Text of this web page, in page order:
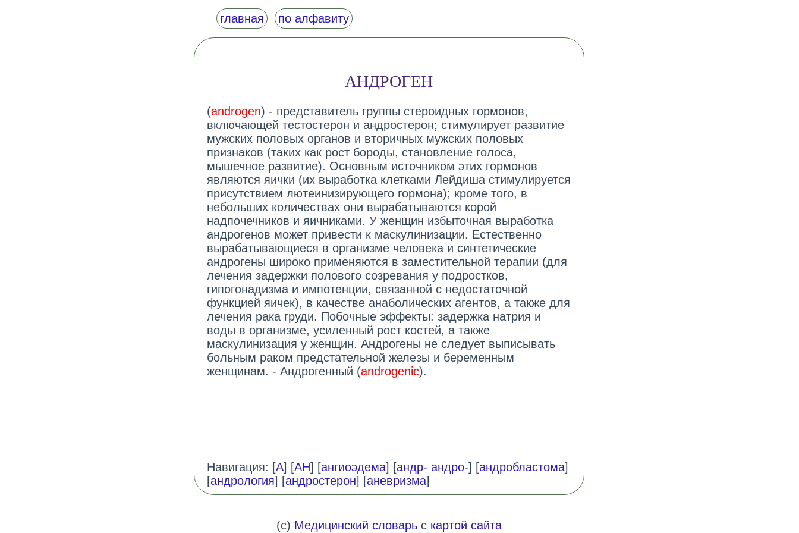
главная по алфавиту
АНДРОГЕН
(androgen) - представитель группы стероидных гормонов,
включающей тестостерон и андростерон; стимулирует развитие
мужских половых органов и вторичных мужских половых
признаков (таких как рост бороды, становление голоса,
мышечное развитие). Основным источником этих гормонов
являются яички (их выработка клетками Лейдиша стимулируется
присутствием лютеинизирующего гормона); кроме того, в
небольших количествах они вырабатываются корой
надпочечников и яичниками. У женщин избыточная выработка
андрогенов может привести к маскулинизации. Естественно
вырабатывающиеся в организме человека и синтетические
андрогены широко применяются в заместительной терапии (для
лечения задержки полового созревания у подростков,
гипогонадизма и импотенции, связанной с недостаточной
функцией яичек), в качестве анаболических агентов, а также для
лечения рака груди. Побочные эффекты: задержка натрия и
воды в организме, усиленный рост костей, а также
маскулинизация у женщин. Андрогены не следует выписывать
больным раком предстательной железы и беременным
женщинам. - Андрогенный (androgenic).
Навигация: [А] [АН] [ангиоэдема] [андр- андро-] [андробластома]
[андрология] [андростерон] [аневризма]
(c) Медицинский словарьс картой сайта